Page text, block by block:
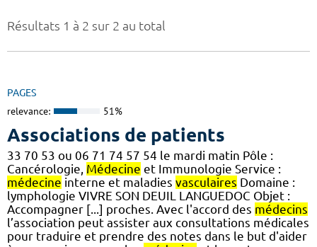
Résultats 1 à 2 sur 2 au total
PAGES
relevance: 51%
Associations de patients
33 70 53 ou 06 71 74 57 54 le mardi matin Pôle :
Cancérologie, Médecine et Immunologie Service :
médecine interne et maladies vasculaires Domaine :
lymphologie VIVRE SON DEUIL LANGUEDOC Objet :
Accompagner [...] proches. Avec l'accord des médecins
l’association peut assister aux consultations médicales
pour traduire et prendre des notes dans le but d'aider